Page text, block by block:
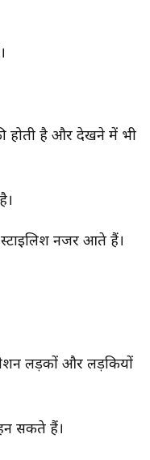
होती है और देखने में भी
नजर आते हैं।
लड़कों और लड़कियों
सकते हैं।